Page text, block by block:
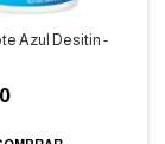
Azul Desitin -